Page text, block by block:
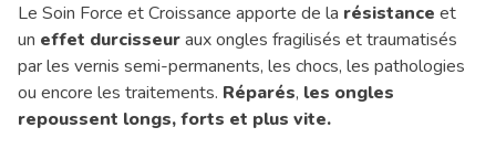
Le Soin Force et Croissance apporte de la résistance et
un effet durcisseuraux ongles fragilisés et traumatisés
par les vernis semi-permanents, les chocs, les pathologies
ou encore les traitements. Réparés, les ongles
repoussent longs, forts et plus vite.